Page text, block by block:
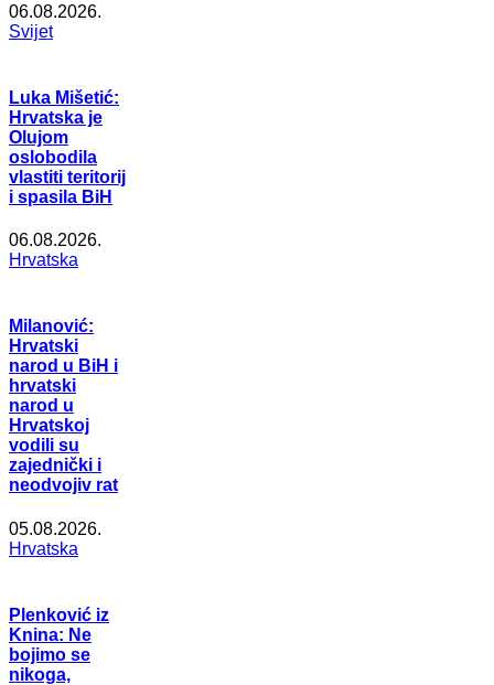
06.08.2026.
Svijet
Luka Mišetić:
Hrvatska je
Olujom
oslobodila
vlastiti teritorij
i spasila BiH
06.08.2026.
Hrvatska
Milanović:
Hrvatski
narod u BiH i
hrvatski
narod u
Hrvatskoj
vodili su
zajednički i
neodvojiv rat
05.08.2026.
Hrvatska
Plenković iz
Knina: Ne
bojimo se
nikoga,